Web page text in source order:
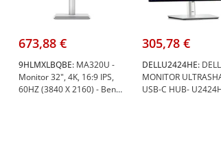
673,88 €
9HLMXLBQBE: MA320U -
Monitor 32", 4K, 16:9 IPS,
60HZ (3840 X 2160) - BenQ
305,78 €
DELLU2424HE: DELL
MONITOR
USB-C HUB-